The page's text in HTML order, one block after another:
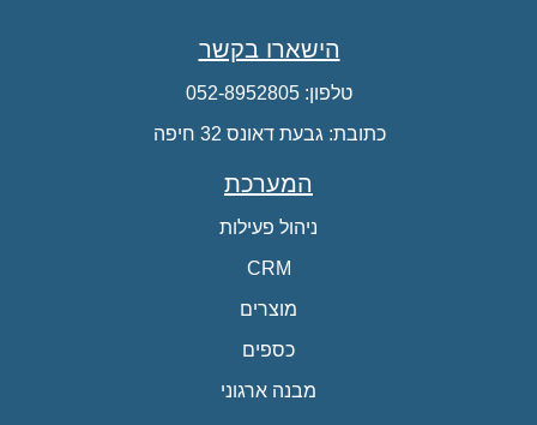
הישארו בקשר
טלפון:
כתובת: גבעת דאונס 32 חיפה
המערכת
ניהול פעילות
CRM
מוצרים
כספים
מבנה ארגוני